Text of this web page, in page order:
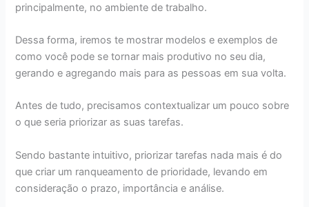
principalmente, no ambiente de trabalho.
Dessa forma, iremos te mostrar modelos e exemplos de
como você pode se tornar mais produtivo no seu dia,
gerando e agregando mais para as pessoas em sua volta.
Antes de tudo, precisamos contextualizar um pouco sobre
o que seria priorizar as suas tarefas.
Sendo bastante intuitivo, priorizar tarefas nada mais é do
que criar um ranqueamento de prioridade, levando em
consideração o prazo, importância e análise.